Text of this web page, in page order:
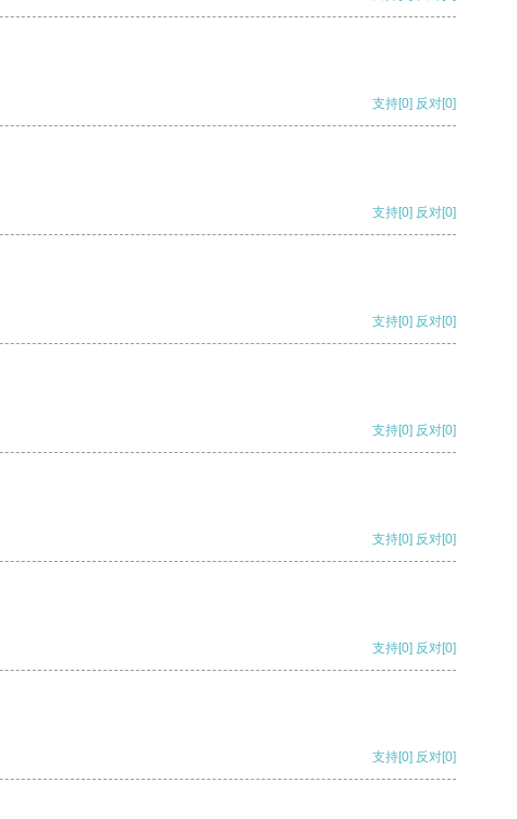
支持[0] 反对[0]
支持[0] 反对[0]
支持[0] 反对[0]
支持[0] 反对[0]
支持[0] 反对[0]
支持[0] 反对[0]
支持[0] 反对[0]